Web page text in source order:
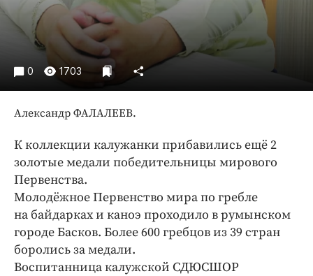
0 1703
Александр ФАЛАЛЕЕВ.
К коллекции калужанки прибавились ещё 2
золотые медали победительницы мирового
Первенства.
Молодёжное Первенство мира по гребле
на байдарках и каноэ проходило в румынском
городе Басков. Более 600 гребцов из 39 стран
боролись за медали.
Воспитанница калужской СДЮСШОР